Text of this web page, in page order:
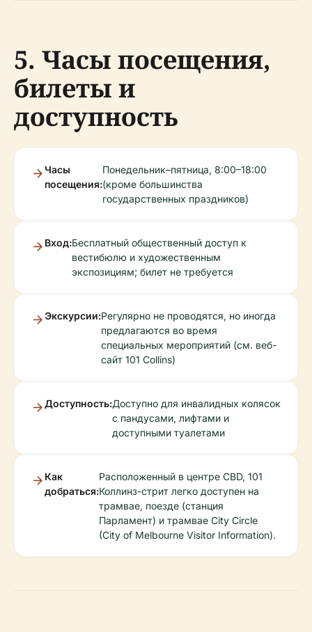
5. Часы посещения,
билеты и
доступность
Часы
посещения:
Понедельник–пятница, 8:00–18:00
(кроме большинства
государственных праздников)
Вход:Бесплатный общественный доступ к
вестибюлю и художественным
экспозициям; билет не требуется
Экскурсии:Регулярно не проводятся, но иногда
предлагаются во время
специальных мероприятий (см. веб-
сайт 101 Collins)
Доступность:Доступно для инвалидных колясок
с пандусами, лифтами и
доступными туалетами
Как
добраться:
Расположенный в центре CBD, 101
Коллинз-стрит легко доступен на
трамвае, поезде (станция
Парламент) и трамвае City Circle
(City of Melbourne Visitor Information).